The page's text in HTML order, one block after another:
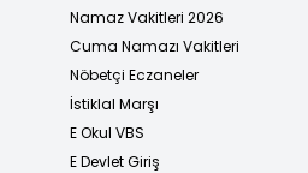
Namaz Vakitleri 2026
Cuma Namazı Vakitleri
Nöbetçi Eczaneler
İstiklal Marşı
E Okul VBS
E Devlet Giriş